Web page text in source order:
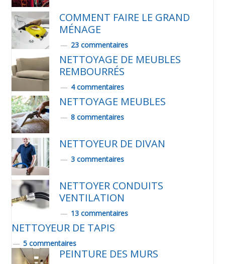
COMMENT FAIRE LE GRAND
MÉNAGE
23 commentaires
NETTOYAGE DE MEUBLES
REMBOURRÉS
4 commentaires
NETTOYAGE MEUBLES
8 commentaires
NETTOYEUR DE DIVAN
3 commentaires
NETTOYER CONDUITS
VENTILATION
13 commentaires
NETTOYEUR DE TAPIS
5 commentaires
PEINTURE DES MURS